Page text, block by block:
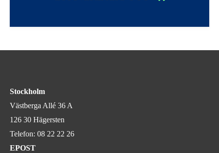
Stockholm
Västberga Allé 36 A
126 30 Hägersten
Telefon: 08 22 22 26
EPOST